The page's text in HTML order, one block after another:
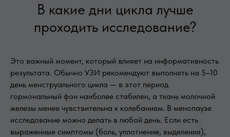
В какие дни цикла лучше
проходить исследование?
Это важный момент, который влияет на информативность
результата. Обычно УЗИ рекомендуют выполнять на 5–10
день менструального цикла — в этот период
гормональный фон наиболее стабилен, а ткань молочной
железы менее чувствительна к колебаниям. В менопаузе
исследование можно делать в любой день. Если есть
выраженные симптомы (боль, уплотнение, выделения),